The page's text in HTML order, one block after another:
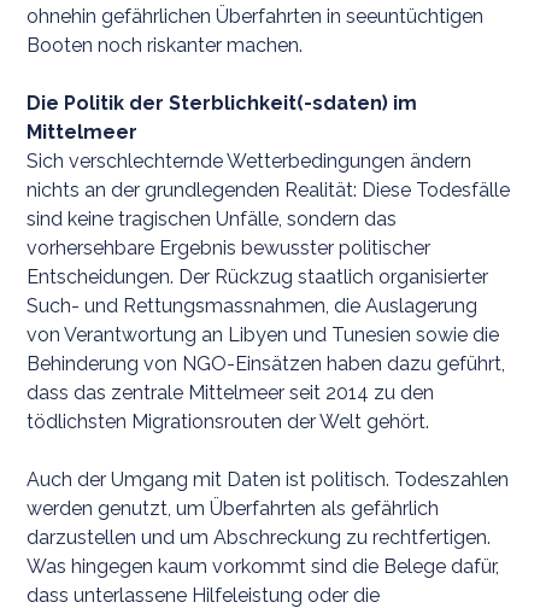
ohnehin gefährlichen Überfahrten in seeuntüchtigen
Booten noch riskanter machen.
Die Politik der Sterblichkeit(-sdaten) im
Mittelmeer
Sich verschlechternde Wetterbedingungen ändern
nichts an der grundlegenden Realität: Diese Todesfälle
sind keine tragischen Unfälle, sondern das
vorhersehbare Ergebnis bewusster politischer
Entscheidungen. Der Rückzug staatlich organisierter
Such- und Rettungsmassnahmen, die Auslagerung
von Verantwortung an Libyen und Tunesien sowie die
Behinderung von NGO-Einsätzen haben dazu geführt,
dass das zentrale Mittelmeer seit 2014 zu den
tödlichsten Migrationsrouten der Welt gehört.
Auch der Umgang mit Daten ist politisch. Todeszahlen
werden genutzt, um Überfahrten als gefährlich
darzustellen und um Abschreckung zu rechtfertigen.
Was hingegen kaum vorkommt sind die Belege dafür,
dass unterlassene Hilfeleistung oder die